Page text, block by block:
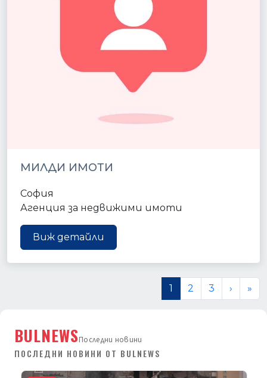
МИЛДИ ИМОТИ
София
Агенция за недвижими имоти
Виж детайли
1 2 3 › »
BULNEWSПоследни новини
ПОСЛЕДНИ НОВИНИ ОТ BULNEWS